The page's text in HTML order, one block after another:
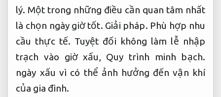
lý. Một trong những điều cần quan tâm nhất
là chọn ngày giờ tốt. Giải pháp. Phù hợp nhu
cầu thực tế. Tuyệt đối không làm lễ nhập
trạch vào giờ xấu, Quy trình minh bạch.
ngày xấu vì có thể ảnh hưởng đến vận khí
của gia đình.